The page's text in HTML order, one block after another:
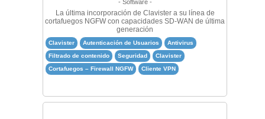
- Software -
La última incorporación de Clavister a su línea de
cortafuegos NGFW con capacidades SD-WAN de última
generación
Clavister Autenticación de Usuarios
Antivirus
Filtrado de contenido
Seguridad
Clavister
Cortafuegos – Firewall NGFW
Cliente VPN